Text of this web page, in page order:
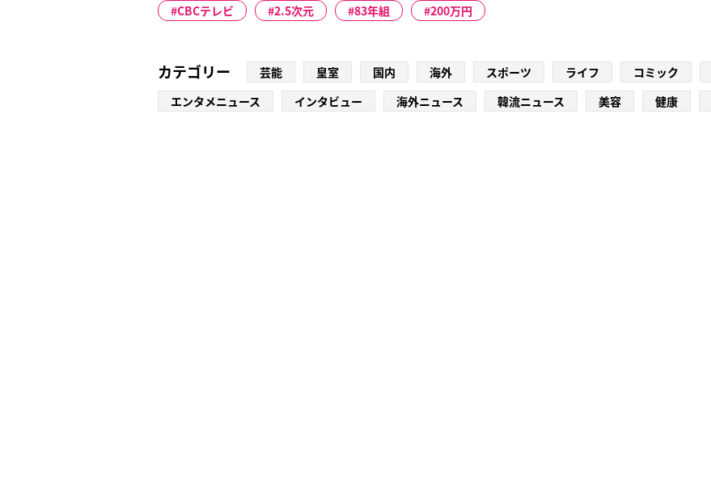
CBCテレビ
2.5次元 83年組 200万円
カテゴリー 芸能 皇室 国内 海外 スポーツ ライフ コミック
エンタメニュース
インタビュー 海外ニュース 韓流ニュース 美容 健康